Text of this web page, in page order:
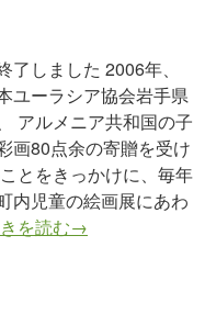
了しました 2006年、
ユーラシア協会岩手県
アルメニア共和国の子
画80点余の寄贈を受け
とをきっかけに、毎年
内児童の絵画展にあわ
を読む→